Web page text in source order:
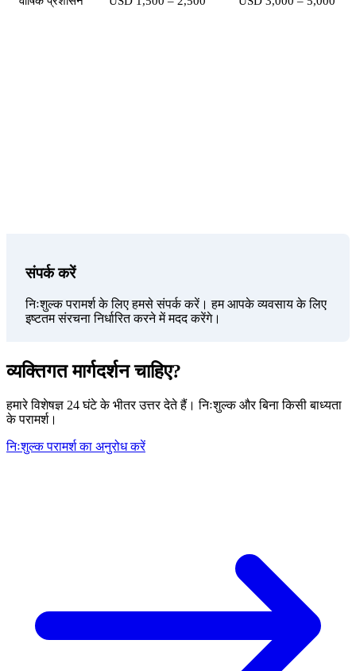
संपर्क करें
निःशुल्क परामर्श के लिए हमसे संपर्क करें। हम आपके व्यवसाय के लिए
इष्टतम संरचना निर्धारित करने में मदद करेंगे।
व्यक्तिगत मार्गदर्शन चाहिए?
हमारे विशेषज्ञ 24 घंटे के भीतर उत्तर देते हैं। निःशुल्क और बिना किसी बाध्यता
के परामर्श।
निःशुल्क परामर्श का अनुरोध करें